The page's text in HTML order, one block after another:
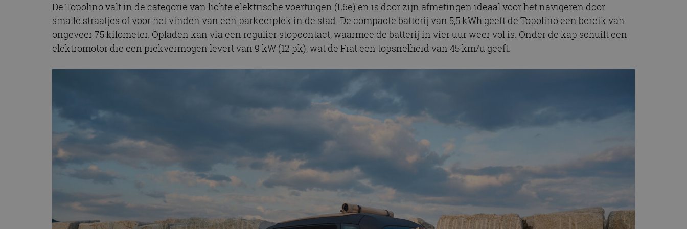
De Topolino valt in de categorie van lichte elektrische voertuigen (L6e) en is door zijn afmetingen ideaal voor het navigeren door
smalle straatjes of voor het vinden van een parkeerplek in de stad. De compacte batterij van 5,5 kWh geeft de Topolino een bereik van
ongeveer 75 kilometer. Opladen kan via een regulier stopcontact, waarmee de batterij in vier uur weer vol is. Onder de kap schuilt een
elektromotor die een piekvermogen levert van 9 kW (12 pk), wat de Fiat een topsnelheid van 45 km/u geeft.